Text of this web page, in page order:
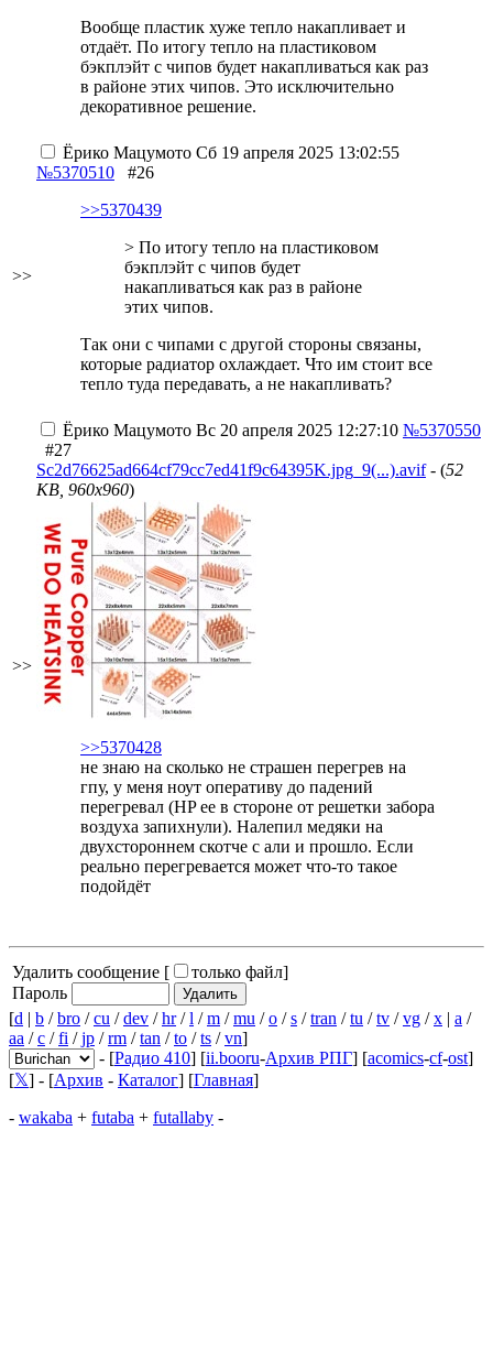
Вообще пластик хуже тепло накапливает и
отдаёт. По итогу тепло на пластиковом
бэкплэйт с чипов будет накапливаться как раз
в районе этих чипов. Это исключительно
декоративное решение.
>>
Ёрико Мацумото Сб 19 апреля 2025 13:02:55
№5370510
#26
>>5370439
> По итогу тепло на пластиковом
бэкплэйт с чипов будет
накапливаться как раз в районе
этих чипов.
Так они с чипами с другой стороны связаны,
которые радиатор охлаждает. Что им стоит все
тепло туда передавать, а не накапливать?
>>
Ёрико Мацумото Вс 20 апреля 2025 12:27:10 №5370550
#27
Sc2d76625ad664cf79cc7ed41f9c64395K.jpg_9(...).avif- (52
KB, 960x960)
>>5370428
не знаю на сколько не страшен перегрев на
гпу, у меня ноут оперативу до падений
перегревал (HP ее в стороне от решетки забора
воздуха запихнули). Налепил медяки на
двухстороннем скотче с али и прошло. Если
реально перегревается может что-то такое
подойдёт
Удалить сообщение [ только файл]
Пароль
[d | b /bro /cu /dev /hr/l /m /mu /o /s /tran /tu /tv /vg /x | a /
aa /c /fi /jp /rm /tan /to /ts /vn]
- [Радио 410] [ii.booru-Архив РПГ] [acomics-cf-ost]
[𝕏] - [Архив - Каталог] [Главная]
- wakaba + futaba + futallaby -